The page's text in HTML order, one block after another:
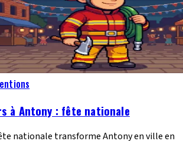
à Antony : fête nationale
nationale transforme Antony en ville en